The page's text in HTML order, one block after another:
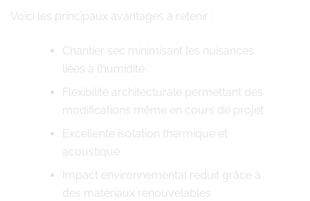
Voici les principaux avantages à retenir :
Chantier sec minimisant les nuisances
liées à l’humidité
Flexibilité architecturale permettant des
modifications même en cours de projet
Excellente isolation thermique et
acoustique
Impact environnemental réduit grâce à
des matériaux renouvelables